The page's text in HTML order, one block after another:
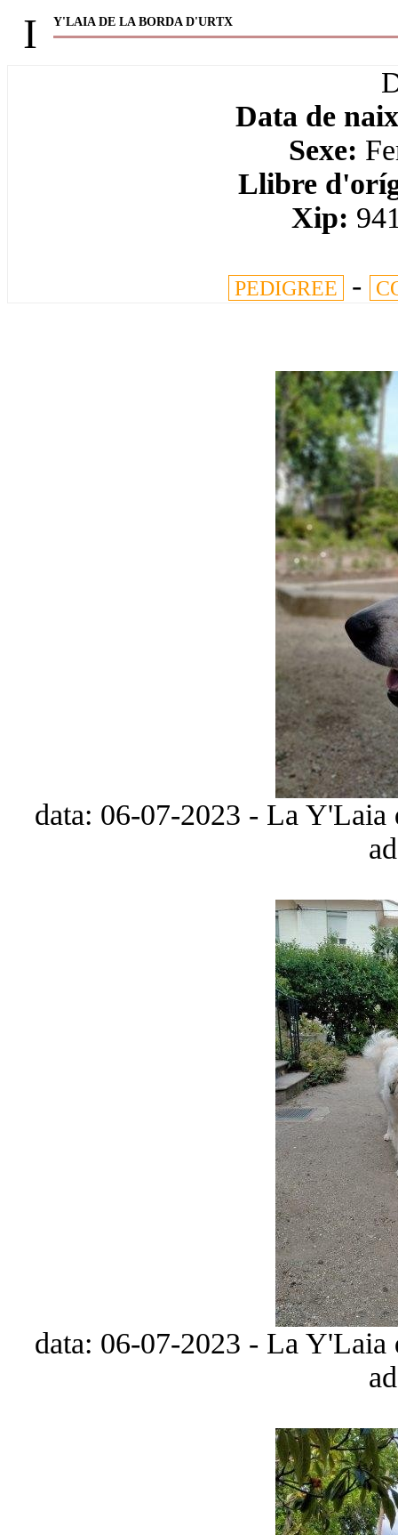
I Y'LAIA DE LA BORDA D'URTX
Data de
Sexe:
Llibre
Xip:
PEDIGREE -
data: 06-07-2023 - La Y'Laia
data: 06-07-2023 - La Y'Laia